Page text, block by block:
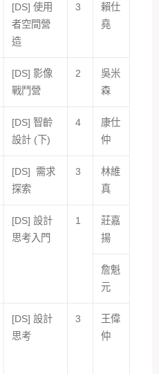
[DS] 使用
者空間營
造
3
賴仕
堯
[DS] 影像
戰鬥營
2
吳米
森
[DS] 智齡
設計 (下)
4
康仕
仲
[DS] 需求
探索
3
林維
真
[DS] 設計
思考入門
1
莊嘉
揚
詹魁
元
[DS] 設計
思考
3
王偉
仲